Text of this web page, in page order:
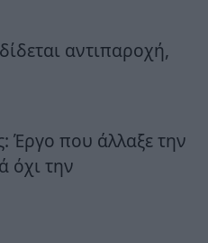
αντιπαροχή,
Έργο που άλλαξε την
όχι την